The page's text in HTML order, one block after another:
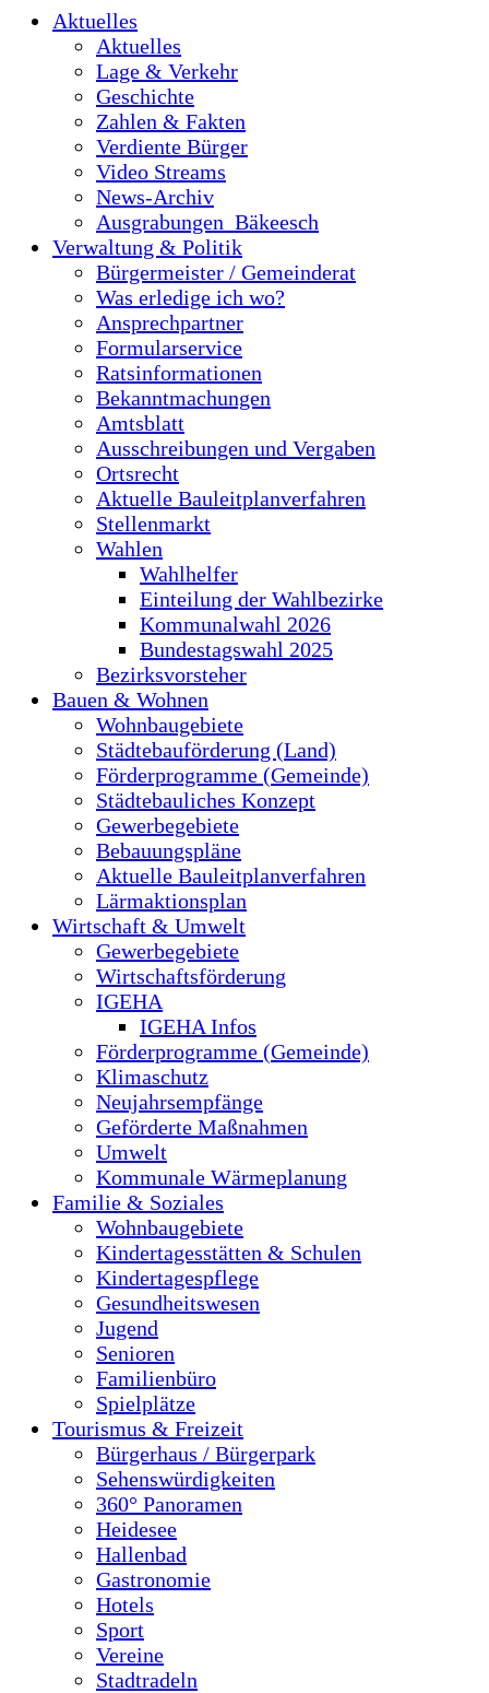
Aktuelles
Aktuelles
Lage & Verkehr
Geschichte
Zahlen & Fakten
Verdiente Bürger
Video Streams
News-Archiv
Ausgrabungen_Bäkeesch
Verwaltung & Politik
Bürgermeister / Gemeinderat
Was erledige ich wo?
Ansprechpartner
Formularservice
Ratsinformationen
Bekanntmachungen
Amtsblatt
Ausschreibungen und Vergaben
Ortsrecht
Aktuelle Bauleitplanverfahren
Stellenmarkt
Wahlen
Wahlhelfer
Einteilung der Wahlbezirke
Kommunalwahl 2026
Bundestagswahl 2025
Bezirksvorsteher
Bauen & Wohnen
Wohnbaugebiete
Städtebauförderung (Land)
Förderprogramme (Gemeinde)
Städtebauliches Konzept
Gewerbegebiete
Bebauungspläne
Aktuelle Bauleitplanverfahren
Lärmaktionsplan
Wirtschaft & Umwelt
Gewerbegebiete
Wirtschaftsförderung
IGEHA
IGEHA Infos
Förderprogramme (Gemeinde)
Klimaschutz
Neujahrsempfänge
Geförderte Maßnahmen
Umwelt
Kommunale Wärmeplanung
Familie & Soziales
Wohnbaugebiete
Kindertagesstätten & Schulen
Kindertagespflege
Gesundheitswesen
Jugend
Senioren
Familienbüro
Spielplätze
Tourismus & Freizeit
Bürgerhaus / Bürgerpark
Sehenswürdigkeiten
360° Panoramen
Heidesee
Hallenbad
Gastronomie
Hotels
Sport
Vereine
Stadtradeln